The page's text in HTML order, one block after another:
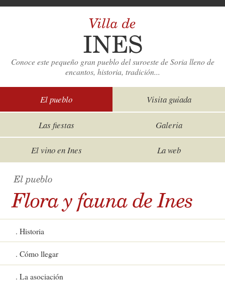
Conoce este pequeño gran pueblo del suroeste de Soria lleno de
encantos, historia, tradición...
El pueblo Visita guiada
Las fiestas Galeria
El vino en Ines La web
Historia
Cómo llegar
La asociación